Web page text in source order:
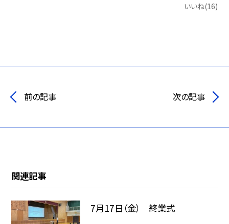
いいね(16)
前の記事 次の記事
関連記事
7月17日（金） 終業式